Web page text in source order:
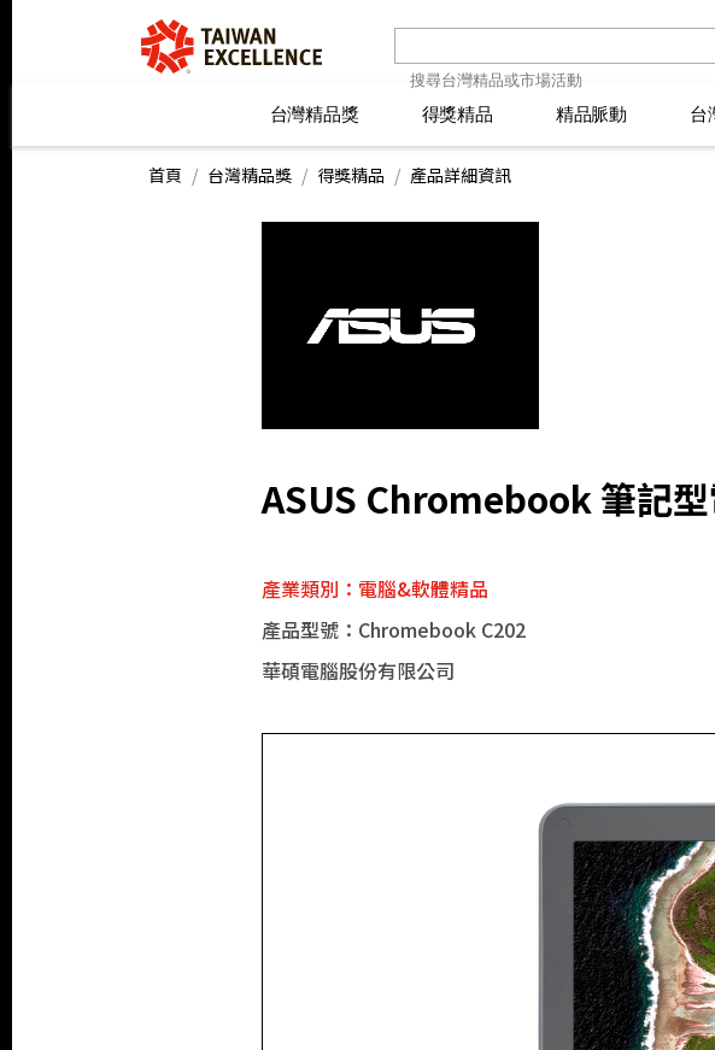
台灣精品獎
線上報名 選拔須
得獎精品 精品脈動
最新消息 臺灣活
台
精品萬花筒
首頁 台灣精品獎 得獎精品 產品詳細資訊
ASUS Chromebook 筆記
產業類別：電腦&軟體精品
產品型號：Chromebook C202
華碩電腦股份有限公司
台灣精品獎
線上報名 選拔須
得獎精品 精品脈動
最新消息 臺灣活
台
精品萬花筒